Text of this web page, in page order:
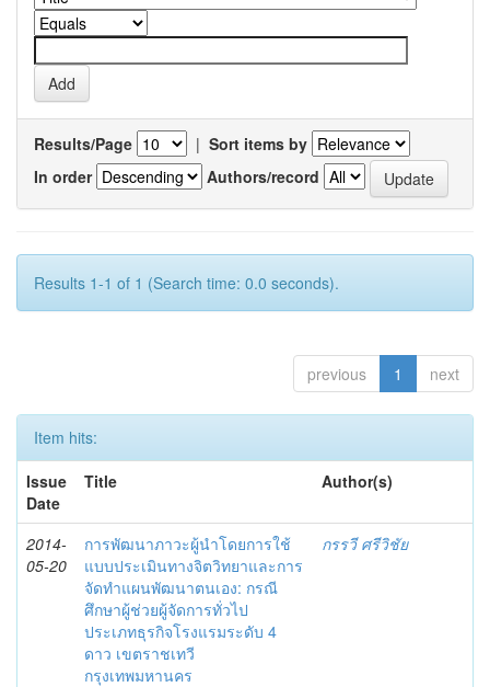
Results/Page | Sort items by
In order
Authors/record
Results 1-1 of 1 (Search time: 0.0 seconds).
previous 1 next
Item hits:
Issue
Date
Title Author(s)
2014-
05-20
การพัฒนาภาวะผู้นำโดยการใช้
แบบประเมินทางจิตวิทยาและการ
จัดทำแผนพัฒนาตนเอง: กรณี
ศึกษาผู้ช่วยผู้จัดการทั่วไป
ประเภทธุรกิจโรงแรมระดับ 4
ดาว เขตราชเทวี
กรุงเทพมหานคร
กรรวี ศรีวิชัย